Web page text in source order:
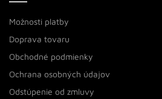
Možnosti platby
Doprava tovaru
Obchodné podmienky
Ochrana osobných údajov
Odstúpenie od zmluvy